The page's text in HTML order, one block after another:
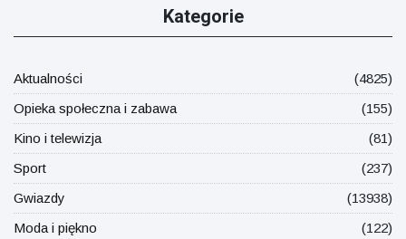
Kategorie
Aktualności
(4825)
Opieka społeczna i zabawa
(155)
Kino i telewizja
(81)
Sport
(237)
Gwiazdy
(13938)
Moda i piękno
(122)